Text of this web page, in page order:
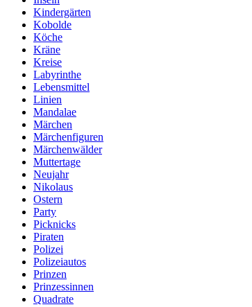
Kindergärten
Kobolde
Köche
Kräne
Kreise
Labyrinthe
Lebensmittel
Linien
Mandalae
Märchen
Märchenfiguren
Märchenwälder
Muttertage
Neujahr
Nikolaus
Ostern
Party
Picknicks
Piraten
Polizei
Polizeiautos
Prinzen
Prinzessinnen
Quadrate